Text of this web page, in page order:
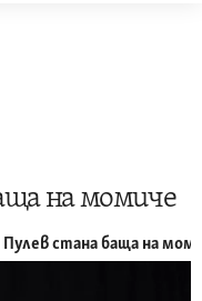
на момиче
стана баща на